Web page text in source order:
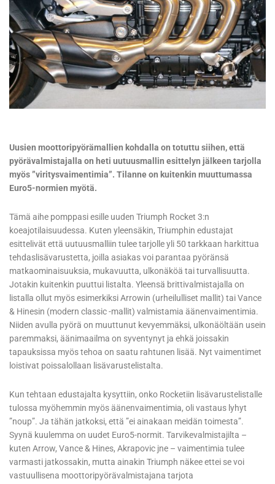
Uusien moottoripyörämallien kohdalla on totuttu siihen, että
pyörävalmistajalla on heti uutuusmallin esittelyn jälkeen tarjolla
myös ”viritysvaimentimia”. Tilanne on kuitenkin muuttumassa
Euro5-normien myötä.
Tämä aihe pomppasi esille uuden Triumph Rocket 3:n
koeajotilaisuudessa. Kuten yleensäkin, Triumphin edustajat
esittelivät että uutuusmalliin tulee tarjolle yli 50 tarkkaan harkittua
tehdaslisävarustetta, joilla asiakas voi parantaa pyöränsä
matkaominaisuuksia, mukavuutta, ulkonäköä tai turvallisuutta.
Jotakin kuitenkin puuttui listalta. Yleensä brittivalmistajalla on
listalla ollut myös esimerkiksi Arrowin (urheilulliset mallit) tai Vance
& Hinesin (modern classic -mallit) valmistamia äänenvaimentimia.
Niiden avulla pyörä on muuttunut kevyemmäksi, ulkonäöltään usein
paremmaksi, äänimaailma on syventynyt ja ehkä joissakin
tapauksissa myös tehoa on saatu rahtunen lisää. Nyt vaimentimet
loistivat poissalollaan lisävarustelistalta.
Kun tehtaan edustajalta kysyttiin, onko Rocketiin lisävarustelistalle
tulossa myöhemmin myös äänenvaimentimia, oli vastaus lyhyt
”noup”. Ja tähän jatkoksi, että ”ei ainakaan meidän toimesta”.
Syynä kuulemma on uudet Euro5-normit. Tarvikevalmistajilta –
kuten Arrow, Vance & Hines, Akrapovic jne – vaimentimia tulee
varmasti jatkossakin, mutta ainakin Triumph näkee ettei se voi
vastuullisena moottoripyörävalmistajana tarjota